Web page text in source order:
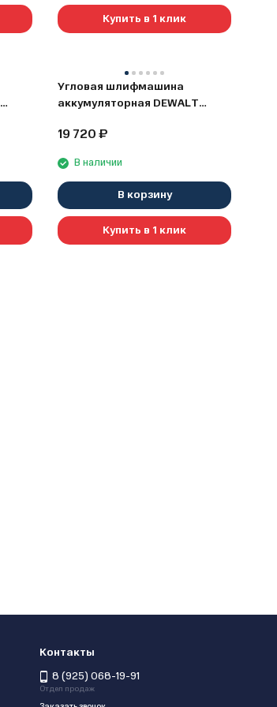
Купить в 1 клик
Угловая шлифмашина
аккумуляторная DEWALT
об/мин, без АКБ и ЗУ
19 720₽
В наличии
В корзину
Купить в 1 клик
Контакты
8 (925) 068-19-91
Отдел продаж